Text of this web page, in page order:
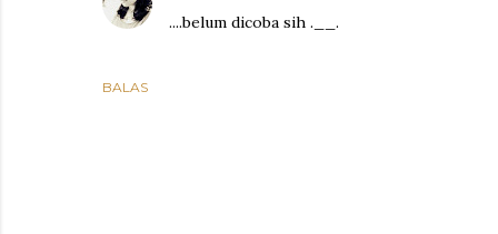
BALAS
....belum dicoba sih .__.